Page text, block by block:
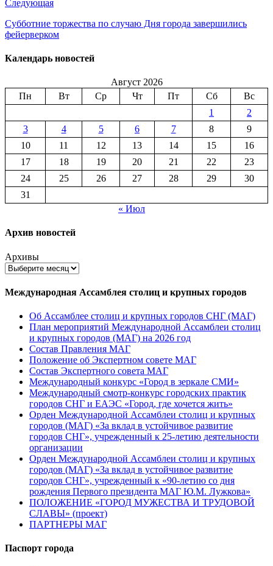
Следующая
Субботние торжества по случаю Дня города завершились
фейерверком
Календарь новостей
Август 2026
Пн
Вт Ср Чт Пт Сб
Вс
1
2
3
4 5 6 7 8
9
10
11 12 13 14 15
16
17
18 19 20 21 22
23
24
25 26 27 28 29
30
31
« Июл
Архив новостей
Архивы
Международная Ассамблея столиц и крупных городов
Об Ассамблее столиц и крупных городов СНГ (МАГ)
План мероприятий Международной Ассамблеи столиц
и крупных городов (МАГ) на 2026 год
Состав Правления МАГ
Положение об Экспертном совете МАГ
Состав Экспертного совета МАГ
Международный конкурс «Город в зеркале СМИ»
Международный смотр-конкурс городских практик
городов СНГ и ЕАЭС «Город, где хочется жить»
Орден Международной Ассамблеи столиц и крупных
городов (МАГ) «За вклад в устойчивое развитие
городов СНГ», учрежденный к 25-летию деятельности
организации
Орден Международной Ассамблеи столиц и крупных
городов (МАГ) «За вклад в устойчивое развитие
городов СНГ», учрежденный к «90-летию со дня
рождения Первого президента МАГ Ю.М. Лужкова»
ПОЛОЖЕНИЕ «ГОРОД МУЖЕСТВА И ТРУДОВОЙ
СЛАВЫ» (проект)
ПАРТНЕРЫ МАГ
Паспорт города